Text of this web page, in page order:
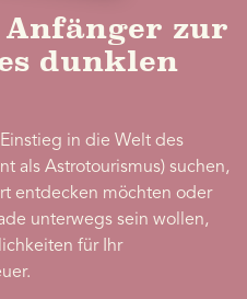
zur
dunklen
in die Welt des
als Astrotourismus) suchen,
entdecken möchten oder
unterwegs sein wollen,
für Ihr